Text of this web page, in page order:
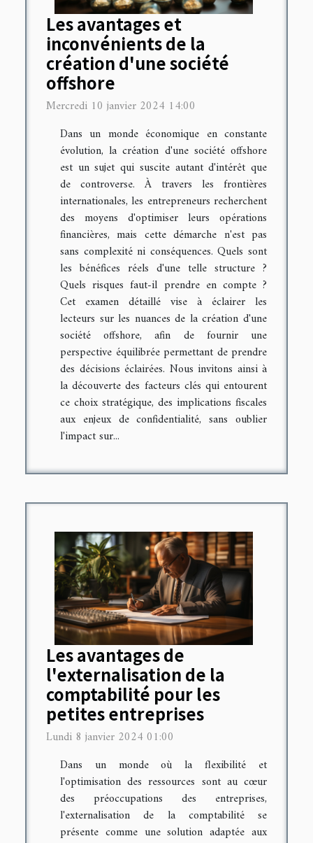
Les avantages et
inconvénients de la
création d'une société
offshore
Mercredi 10 janvier 2024 14:00
Dans un monde économique en constante
évolution, la création d'une société offshore
est un sujet qui suscite autant d'intérêt que
de controverse. À travers les frontières
internationales, les entrepreneurs recherchent
des moyens d'optimiser leurs opérations
financières, mais cette démarche n'est pas
sans complexité ni conséquences. Quels sont
les bénéfices réels d'une telle structure ?
Quels risques faut-il prendre en compte ?
Cet examen détaillé vise à éclairer les
lecteurs sur les nuances de la création d'une
société offshore, afin de fournir une
perspective équilibrée permettant de prendre
des décisions éclairées. Nous invitons ainsi à
la découverte des facteurs clés qui entourent
ce choix stratégique, des implications fiscales
aux enjeux de confidentialité, sans oublier
l'impact sur...
Les avantages de
l'externalisation de la
comptabilité pour les
petites entreprises
Lundi 8 janvier 2024 01:00
Dans un monde où la flexibilité et
l'optimisation des ressources sont au cœur
des préoccupations des entreprises,
l'externalisation de la comptabilité se
présente comme une solution adaptée aux